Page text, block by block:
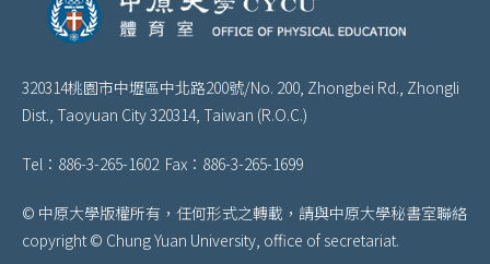
320314桃園市中壢區中北路200號/No. 200, Zhongbei Rd., Zhongli
Dist., Taoyuan City 320314, Taiwan (R.O.C.)
Tel：886-3-265-1602 Fax：886-3-265-1699
© 中原大學版權所有，任何形式之轉載，請與中原大學秘書室聯絡
copyright © Chung Yuan University, office of secretariat.